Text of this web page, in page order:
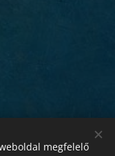
megfelelő